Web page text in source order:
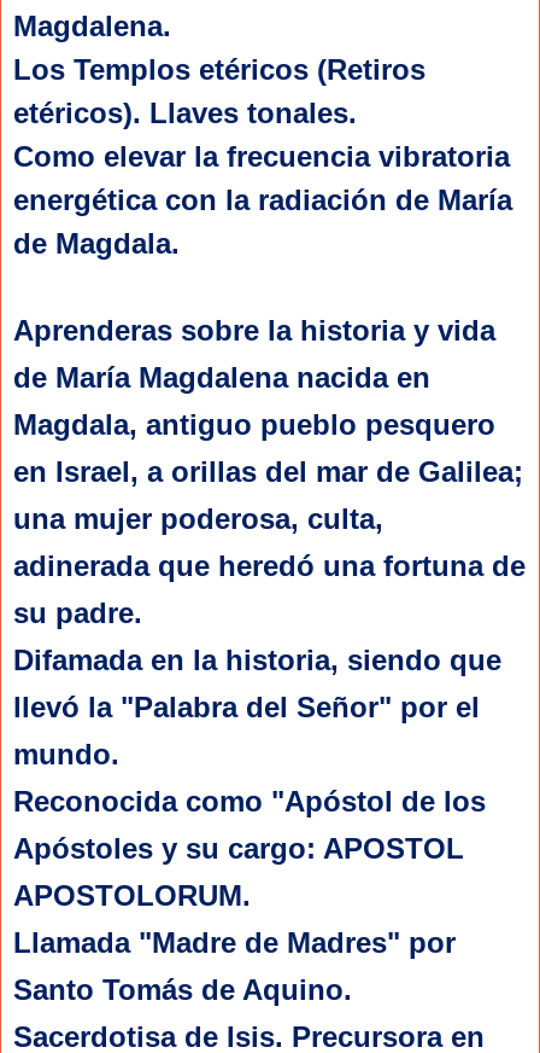
Magdalena.
Los Templos etéricos (Retiros
etéricos). Llaves tonales.
Como elevar la frecuencia vibratoria
energética con la radiación de María
de Magdala.
Aprenderas sobre la historia y vida
de María Magdalena nacida en
Magdala, antiguo pueblo pesquero
en Israel, a orillas del mar de Galilea;
una mujer poderosa, culta,
adinerada que heredó una fortuna de
su padre.
Difamada en la historia, siendo que
llevó la "Palabra del Señor" por el
mundo.
Reconocida como "Apóstol de los
Apóstoles y su cargo: APOSTOL
APOSTOLORUM.
Llamada "Madre de Madres" por
Santo Tomás de Aquino.
Sacerdotisa de Isis. Precursora en